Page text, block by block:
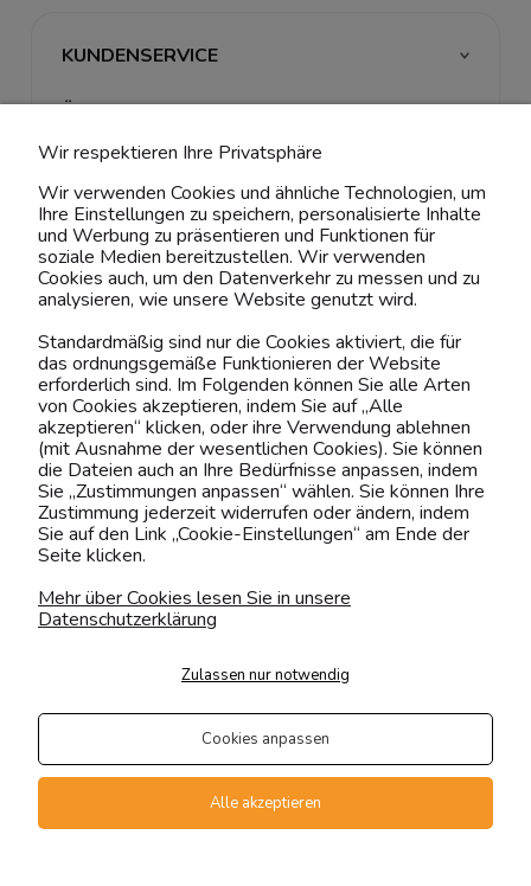
Kontaktiere uns!
0151 12200811
shop@yourhouse24.eu
Mo. - Fr. 07:00-15:00
KUNDENSERVICE
ÜBER UNS & RECHTLICHES
MEIN ACCOUNT
BELIEBTE KATEGORIEN
Transportarten
Der Versand erfolgt per
private Spedition
Geprüfte Präsenz
Zahlungsmethoden
Wir respektieren Ihre Privatsphäre
Wir verwenden Cookies und ähnliche Technologien, um
Ihre Einstellungen zu speichern, personalisierte Inhalte
und Werbung zu präsentieren und Funktionen für
soziale Medien bereitzustellen. Wir verwenden
Cookies auch, um den Datenverkehr zu messen und zu
analysieren, wie unsere Website genutzt wird.
Standardmäßig sind nur die Cookies aktiviert, die für
das ordnungsgemäße Funktionieren der Website
erforderlich sind. Im Folgenden können Sie alle Arten
von Cookies akzeptieren, indem Sie auf „Alle
akzeptieren“ klicken, oder ihre Verwendung ablehnen
(mit Ausnahme der wesentlichen Cookies). Sie können
die Dateien auch an Ihre Bedürfnisse anpassen, indem
Sie „Zustimmungen anpassen“ wählen. Sie können Ihre
Zustimmung jederzeit widerrufen oder ändern, indem
Sie auf den Link „Cookie-Einstellungen“ am Ende der
Seite klicken.
Mehr über Cookies lesen Sie in unsere
Datenschutzerklärung
Zulassen nur notwendig
Cookies anpassen
Alle akzeptieren